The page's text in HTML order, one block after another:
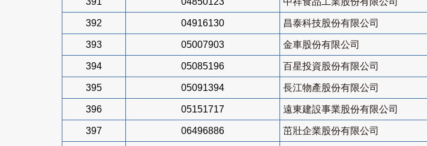
392 04916130 昌泰科技股份有限公司
393 05007903 金車股份有限公司
394 05085196 百星投資股份有限公司
395 05091394 長江物產股份有限公司
396 05151717 遠東建設事業股份有限公司
397 06496886 茁壯企業股份有限公司